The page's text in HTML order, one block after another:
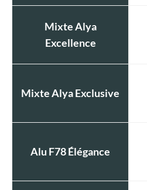
Mixte Alya
Excellence
Mixte Alya Exclusive
Alu F78 Élégance